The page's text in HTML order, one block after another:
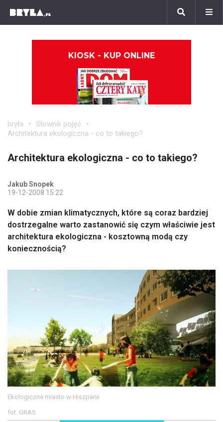
KIOSK - KUP ONLINE
bryła
Słownik pojęć
Architektura ekologiczna - co to takiego?
Architektura ekologiczna - co to takiego?
Jakub Snopek
19-12-2008 15:22
W dobie zmian klimatycznych, które są coraz bardziej
dostrzegalne warto zastanowić się czym właściwie jest
architektura ekologiczna - kosztowną modą czy
koniecznością?
Ekologiczne miasto w Hiszpanii
fot. GRAS